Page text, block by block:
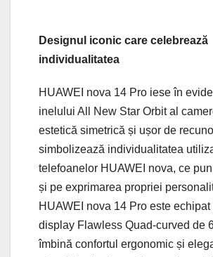
Designul iconic care celebrează
individualitatea
HUAWEI nova 14 Pro iese în
inelului All New Star Orbit al
estetică simetrică și ușor de
simbolizează individualitatea
telefoanelor HUAWEI nova, ce pun
și pe exprimarea propriei
HUAWEI nova 14 Pro este echipat
display Flawless Quad-curved de
îmbină confortul ergonomic și